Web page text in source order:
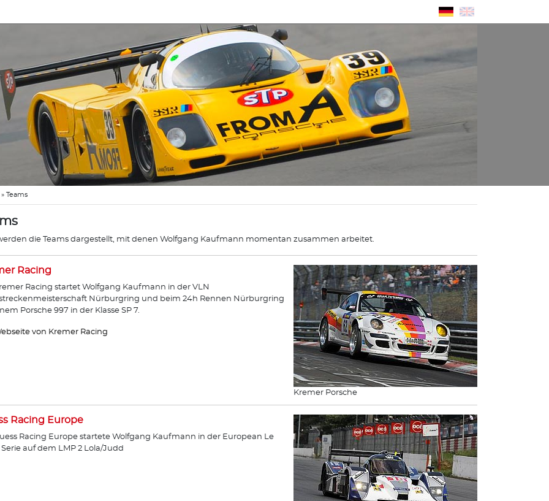
» Teams
die Teams dargestellt, mit denen Wolfgang Kaufmann momentan zusammen arbeitet.
Kremer Porsche
Racing
Racing startet Wolfgang Kaufmann in der VLN
Nürburgring und beim 24h Rennen Nürburgring
Porsche 997 in der Klasse SP 7.
von Kremer Racing
Racing Europe
Racing Europe startete Wolfgang Kaufmann in der European Le
Serie auf dem LMP 2 Lola/Judd